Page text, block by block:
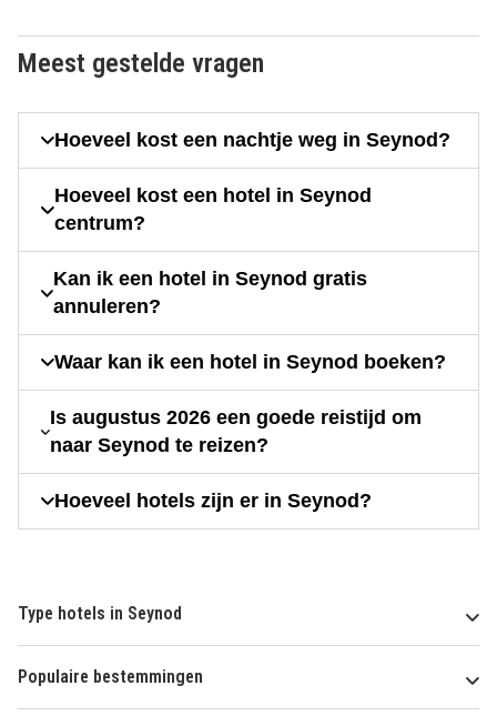
Meest gestelde vragen
Hoeveel kost een nachtje weg in Seynod?
Hoeveel kost een hotel in Seynod
centrum?
Kan ik een hotel in Seynod gratis
annuleren?
Waar kan ik een hotel in Seynod boeken?
Is augustus 2026 een goede reistijd om
naar Seynod te reizen?
Hoeveel hotels zijn er in Seynod?
Type hotels in Seynod
Populaire bestemmingen